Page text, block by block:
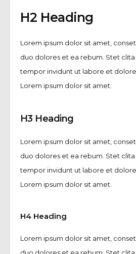
H2 Heading
Lorem ipsum dolor sit amet,
duo dolores et ea rebum. Stet
tempor invidunt ut labore et
Lorem ipsum dolor sit amet.
H3 Heading
Lorem ipsum dolor sit amet,
duo dolores et ea rebum. Stet
tempor invidunt ut labore et
Lorem ipsum dolor sit amet.
H4 Heading
Lorem ipsum dolor sit amet,